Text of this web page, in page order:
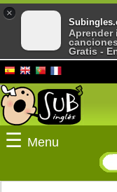
☰ Menu
×
Aprender
canciones
Gratis -